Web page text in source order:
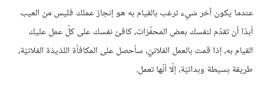
عندما يكون آخر شيء ترغب بالقيام به هو إنجاز عملك فليس من العيب
أبدًا أن تقدّم لنفسك بعض المحفّزات، كافئ نفسك على كلّ عمل عليك
القيام به، إذا قمت بالعمل الفلانيّ، سأحصل على المكافأة اللذيذة الفلانيّة،
طريقة بسيطة وبدائيّة، إلّا أنّها تعمل.